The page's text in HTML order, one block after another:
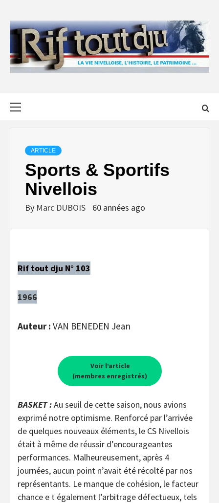
content
ARTICLE
Sports & Sportifs
Nivellois
By Marc DUBOIS 60 années ago
Rif tout dju N° 103
1966
Auteur : VAN BENEDEN Jean
Voir l’article
(membres enregistrés)
BASKET :Au seuil de cette saison, nous avions
exprimé notre optimisme. Renforcé par l’arrivée
de quelques nouveaux éléments, le CS Nivellois
était à même de réussir d’encourageantes
performances. Malheureusement, après 4
journées, aucun point n’avait été récolté par nos
représentants. Le manque de cohésion, le facteur
chance e t également l’arbitrage défectueux, tels